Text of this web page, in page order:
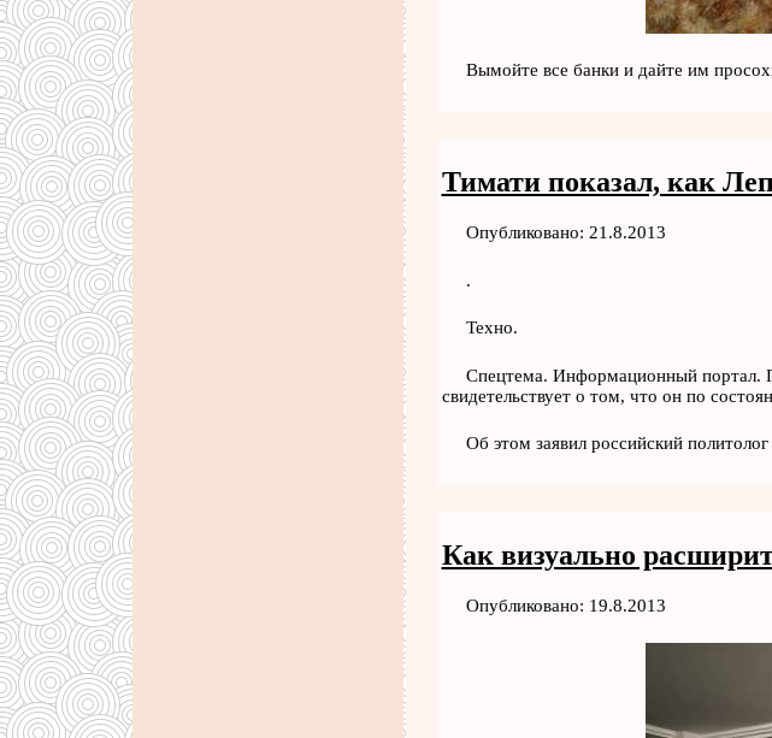
Вымойте все банки и дайте им
Тимати показал, как
Опубликовано: 21.8.2013
.
Техно.
Спецтема. Информационный портал.
свидетельствует о том, что он по
Об этом заявил российский
Как визуально
Опубликовано: 19.8.2013